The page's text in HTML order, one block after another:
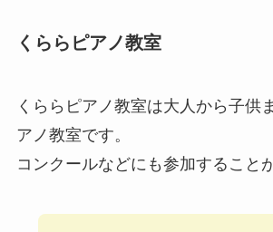
くららピアノ教室
くららピアノ教室は大人から子供
アノ教室です。
コンクールなどにも参加すること